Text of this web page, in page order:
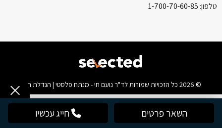
השאר פרטים חייג עכשיו
טלפון: 1-700-70-60-85
© 2026 כל הזכויות שמורות לד"ר נועם חי - מנתח פלסטי | הגדלת חזה